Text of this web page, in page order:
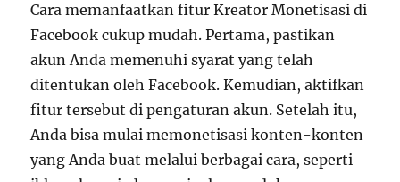
Cara memanfaatkan fitur Kreator Monetisasi di
Facebook cukup mudah. Pertama, pastikan
akun Anda memenuhi syarat yang telah
ditentukan oleh Facebook. Kemudian, aktifkan
fitur tersebut di pengaturan akun. Setelah itu,
Anda bisa mulai memonetisasi konten-konten
yang Anda buat melalui berbagai cara, seperti